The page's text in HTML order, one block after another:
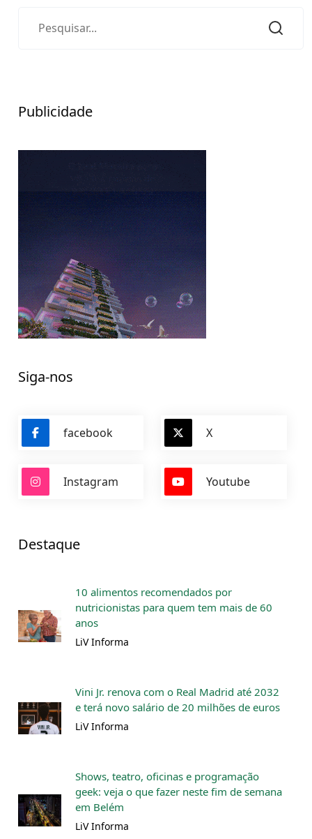
Publicidade
Siga-nos
facebook X
Instagram Youtube
Destaque
10 alimentos recomendados por
nutricionistas para quem tem mais de 60
anos
LiV Informa
Vini Jr. renova com o Real Madrid até 2032
e terá novo salário de 20 milhões de euros
LiV Informa
Shows, teatro, oficinas e programação
geek: veja o que fazer neste fim de semana
em Belém
LiV Informa